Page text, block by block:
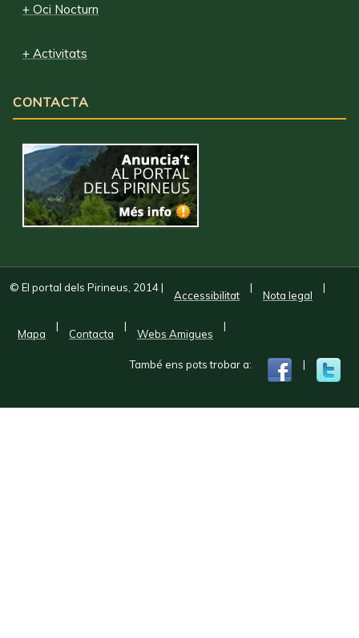
+ Oci Nocturn
+ Activitats
CONTACTA
© El portal dels Pirineus, 2014|
Accessibilitat
|
Nota legal
|
Mapa
|
Contacta
|
Webs Amigues
|
També ens pots trobar a: |